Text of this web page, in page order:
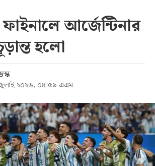
আর্জেন্টিনার
হলো
২০২৬, ০৪:৫৯ এএম